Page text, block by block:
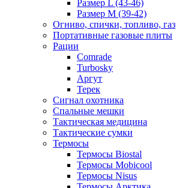
Размер L (43-46)
Размер M (39-42)
Огниво, спички, топливо, газ
Портативные газовые плиты
Рации
Comrade
Turbosky
Аргут
Терек
Сигнал охотника
Спальные мешки
Тактическая медицина
Тактические сумки
Термосы
Термосы Biostal
Термосы Mobicool
Термосы Nisus